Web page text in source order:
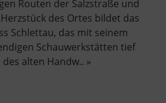
Routen der Salzstraße und
des Ortes bildet das
Schlettau, das mit seinem
Schauwerkstätten tief
alten Handw.. »